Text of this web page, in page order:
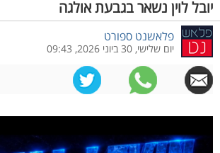
יובל לוין נשאר בגבעת אולגה
פלאשנט ספורט
יום שלישי, 30 ביוני 2026, 09:43